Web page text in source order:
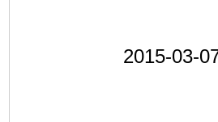
2015-03-